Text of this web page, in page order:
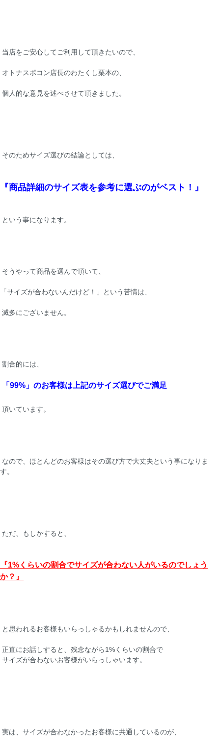
当店をご安心してご利用して頂きたいので、
オトナスポコン店長のわたくし栗本の、
個人的な意見を述べさせて頂きました。
そのためサイズ選びの結論としては、
『商品詳細のサイズ表を参考に選ぶのがベスト！』
という事になります。
そうやって商品を選んで頂いて、
「サイズが合わないんだけど！」という苦情は、
滅多にございません。
割合的には、
「99%」のお客様は上記のサイズ選びでご満足
頂いています。
なので、ほとんどのお客様はその選び方で大丈夫という事になりま
す。
ただ、もしかすると、
『1%くらいの割合でサイズが合わない人がいるのでしょう
か？』
と思われるお客様もいらっしゃるかもしれませんので、
正直にお話しすると、残念ながら1%くらいの割合で
サイズが合わないお客様がいらっしゃいます。
実は、サイズが合わなかったお客様に共通しているのが、